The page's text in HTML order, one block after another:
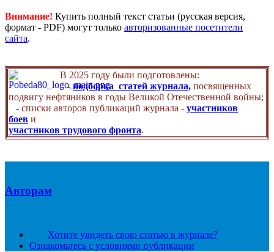
Внимание! Купить полный текст статьи (русская версия,
формат - PDF) могут только авторизованные посетители
сайта.
В 2025 году были подготовлены:
- подборка статей журнала, посвященных
подвигу нефтяников в годы Великой Отечественной войны;
- списки авторов публикаций журнала - участников
боев и
участников трудового фронта.
Авторам
Хотите увидеть свою статью в журнале?
Ознакомьтесь с условиями публикации